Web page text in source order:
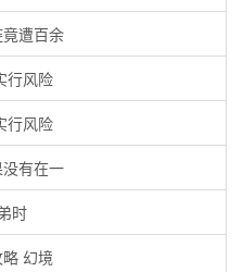
遭百余
行风险
行风险
有在一
时
幻境